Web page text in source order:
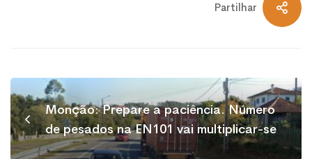
Partilhar
Monção: Prepare a paciência. Número
de pesados na EN101 vai multiplicar-se